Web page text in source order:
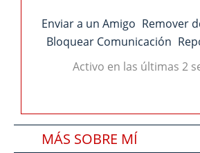
Enviar a un Amigo Remover
Bloquear Comunicación
Activo en las últimas 2
MÁS SOBRE MÍ